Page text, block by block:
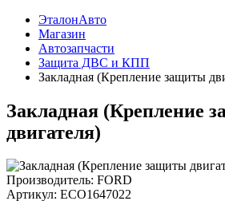
ЭталонАвто
Магазин
Автозапчасти
Защита ДВС и КПП
Закладная (Крепление защиты
Закладная (Крепление
двигателя)
Производитель: FORD
Артикул: ECO1647022